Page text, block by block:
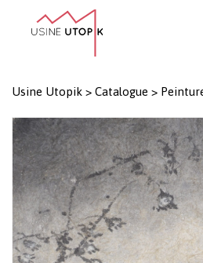
Panier
Usine Utopik > Catalogue >